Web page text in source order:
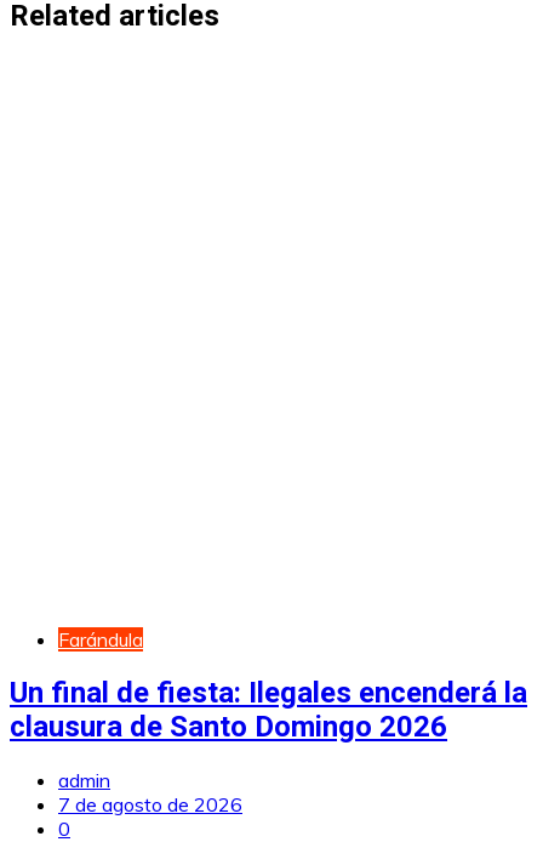
entradas
Related articles
Farándula
Un final de fiesta: Ilegales encenderá la
clausura de Santo Domingo 2026
admin
7 de agosto de 2026
0